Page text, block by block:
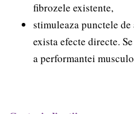
fibrozele existente,
stimuleaza punctele
exista efecte directe.
a performantei